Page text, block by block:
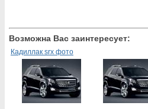
Возможна Вас заинтересует:
Кадиллак srx фото